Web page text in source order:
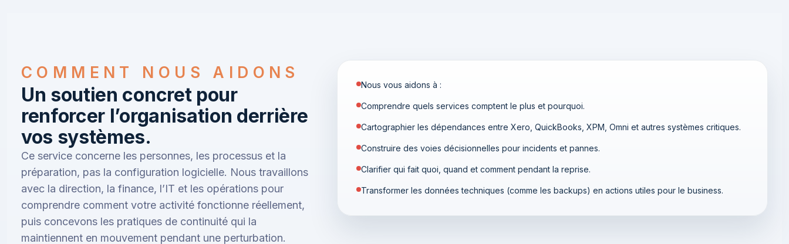
COMMENT NOUS AIDONS
Un soutien concret pour
renforcer l’organisation derrière
vos systèmes.
Ce service concerne les personnes, les processus et la
préparation, pas la configuration logicielle. Nous travaillons
avec la direction, la finance, l’IT et les opérations pour
comprendre comment votre activité fonctionne réellement,
puis concevons les pratiques de continuité qui la
maintiennent en mouvement pendant une perturbation.
Nous vous aidons à :
Comprendre quels services comptent le plus et pourquoi.
Cartographier les dépendances entre Xero, QuickBooks, XPM, Omni et autres systèmes critiques.
Construire des voies décisionnelles pour incidents et pannes.
Clarifier qui fait quoi, quand et comment pendant la reprise.
Transformer les données techniques (comme les backups) en actions utiles pour le business.